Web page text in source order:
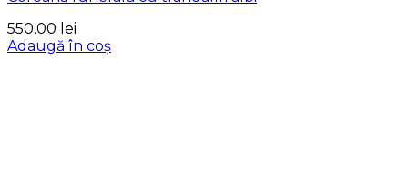
550.00 lei
Adaugă în coș